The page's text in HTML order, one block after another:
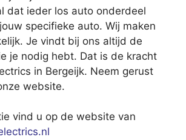
dat ieder los auto onderdeel
specifieke auto. Wij maken
Je vindt bij ons altijd de
je nodig hebt. Dat is de kracht
in Bergeijk. Neem gerust
website.
vind u op de website van